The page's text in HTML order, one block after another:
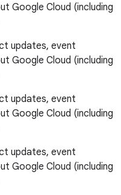
Google Cloud (including
updates, event
Google Cloud (including
updates, event
Google Cloud (including
updates, event
Google Cloud (including